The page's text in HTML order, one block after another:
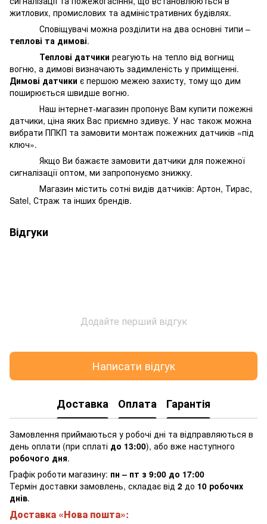
житлових, промислових та адміністративних будівлях.
Сповіщувачі можна розділити на два основні типи –
теплові та димові.
Теплові датчики реагують на тепло від вогнищ
вогню, а димові визначають задимленість у приміщенні.
Димові датчики є першою межею захисту, тому що дим
поширюється швидше вогню.
Наш інтернет-магазин пропонує Вам купити пожежні
датчики, ціна яких Вас приємно здивує. У нас також можна
вибрати ППКП та замовити монтаж пожежних датчиків «під
ключ».
Якщо Ви бажаєте замовити датчики для пожежної
сигналізації оптом, ми запропонуємо знижку.
Магазин містить сотні видів датчиків: Артон, Тирас,
Satel, Страж та інших брендів.
Відгуки
Додайте перший відгук
Написати відгук
Доставка Оплата Гарантія
Замовлення приймаються у робочі дні та відправляються в
день оплати (при сплаті до 13:00), або вже наступного
робочого дня.
Графік роботи магазину: пн – пт з 9:00 до 17:00
Термін доставки замовлень, складає від 2 до 10 робочих
днів.
Доставка «Нова пошта»: